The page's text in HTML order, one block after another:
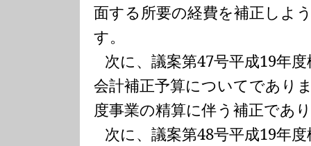
面する所要の経費を補正しよ
す。
次に、議案第47号平成19年
会計補正予算についてであり
度事業の精算に伴う補正であ
次に、議案第48号平成19年